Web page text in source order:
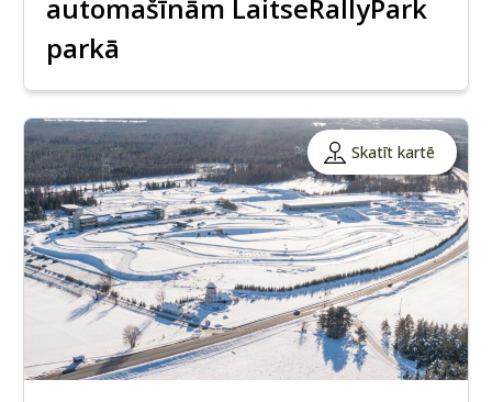
automašīnām LaitseRallyPark
parkā
Skatīt kartē